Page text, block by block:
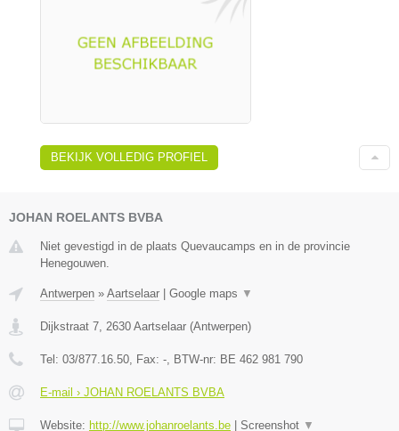
BEKIJK VOLLEDIG PROFIEL
JOHAN ROELANTS BVBA
Niet gevestigd in de plaats Quevaucamps en in de provincie
Henegouwen.
Antwerpen » Aartselaar Google maps ▼
Dijkstraat 7, 2630 Aartselaar (Antwerpen)
Tel: 03/877.16.50, Fax: -, BTW-nr: BE 462 981 790
E-mail › JOHAN ROELANTS BVBA
Website: http://www.johanroelants.be Screenshot ▼